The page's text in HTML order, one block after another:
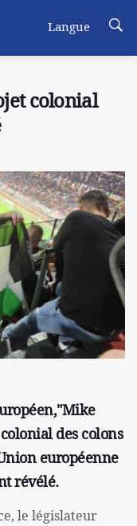
Langue
colonial
des colons
européenne
révélé.
le législateur